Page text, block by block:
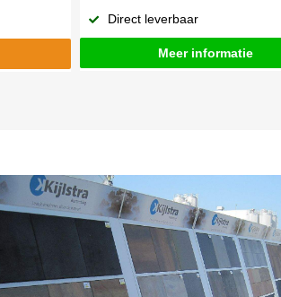
Direct leverbaar
Meer informatie